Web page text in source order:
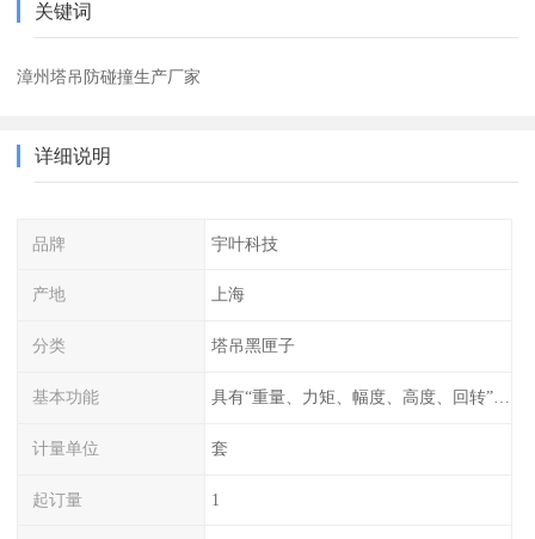
关键词
漳州塔吊防碰撞生产厂家
详细说明
品牌 宇叶科技
产地 上海
分类 塔吊黑匣子
基本功能 具有“重量、力矩、幅度、高度、回转”等参数的显示、记录、报警功能。
计量单位 套
起订量 1